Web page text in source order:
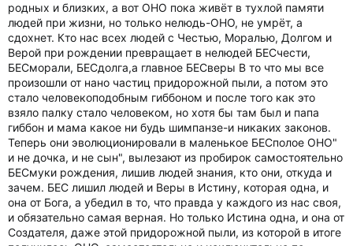
родных и близких, а вот ОНО пока живёт в тухлой памяти
людей при жизни, но только нелюдь-ОНО, не умрёт, а
сдохнет. Кто нас всех людей с Честью, Моралью, Долгом и
Верой при рождении превращает в нелюдей БЕСчести,
БЕСморали, БЕСдолга,а главное БЕСверы В то что мы все
произошли от нано частиц придорожной пыли, а потом это
стало человекоподобным гиббоном и после того как это
взяло палку стало человеком, но хотя бы там был и папа
гиббон и мама какое ни будь шимпанзе-и никаких законов.
Теперь они эволюционировали в маленькое БЕСполое ОНО"
и не дочка, и не сын", вылезают из пробирок самостоятельно
БЕСмуки рождения, лишив людей знания, кто они, откуда и
зачем. БЕС лишил людей и Веры в Истину, которая одна, и
она от Бога, а убедил в то, что правда у каждого из нас своя,
и обязательно самая верная. Но только Истина одна, и она от
Создателя, даже этой придорожной пыли, из которой в итоге